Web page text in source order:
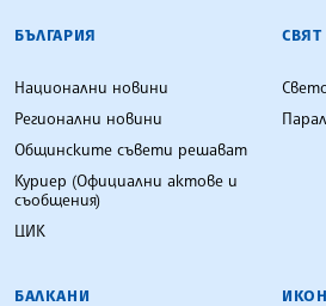
БЪЛГАРСКА
БЪЛГАРИЯ
Национални новини
Регионални новини
Общинските съвети решават
Куриер (Официални актове и
съобщения)
ЦИК
СВЯТ
БАЛКАНИ